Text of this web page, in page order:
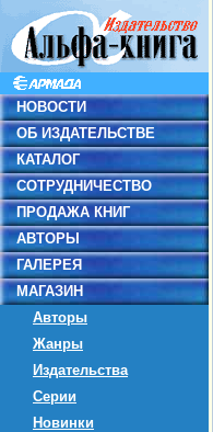
НОВОСТИ
ОБ ИЗДАТЕЛЬСТВЕ
КАТАЛОГ
СОТРУДНИЧЕСТВО
ПРОДАЖА КНИГ
АВТОРЫ
ГАЛЕРЕЯ
МАГАЗИН
Авторы
Жанры
Издательства
Серии
Новинки